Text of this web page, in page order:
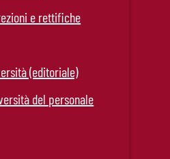
e rettifiche
(editoriale)
del personale